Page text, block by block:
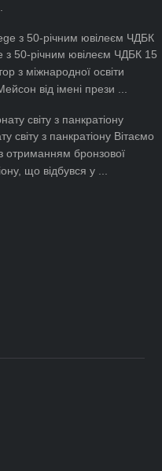
з 50-річним ювілеєм ЧДБК 15
з міжнародної освіти
від імені прези ...
світу з панкратіону Вітаємо
бронзової
що відбувся у ...